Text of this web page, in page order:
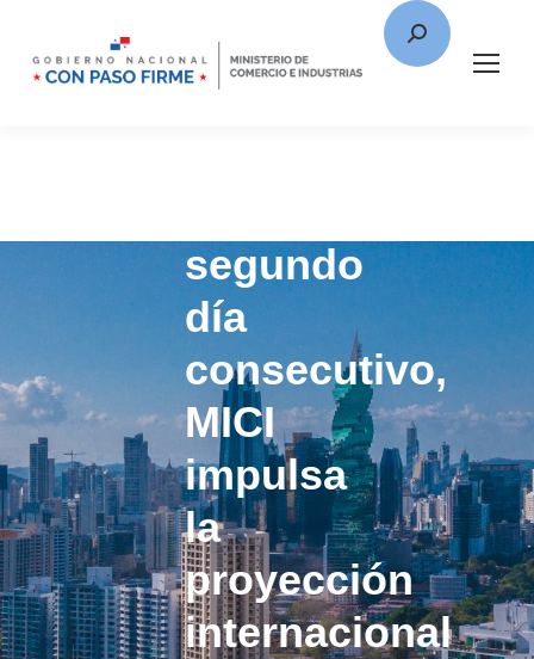
segundo
día
consecutivo,
MICI
impulsa
la
proyección
internacional